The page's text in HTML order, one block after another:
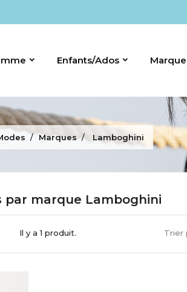
Enfants/Ados
Marques Lamboghini
par marque Lamboghini
Il y a 1 produit. Trier